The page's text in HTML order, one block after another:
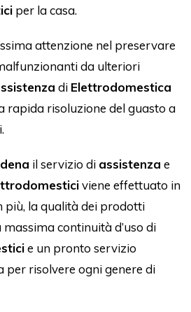
per la casa.
attenzione nel preservare
da ulteriori
di Elettrodomestica
rapida risoluzione del guasto a
il servizio di assistenza e
viene effettuato in
più, la qualità dei prodotti
continuità d’uso di
e un pronto servizio
per risolvere ogni genere di